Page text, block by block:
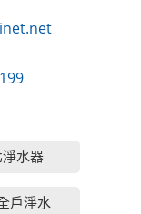
淨水器
戶淨水